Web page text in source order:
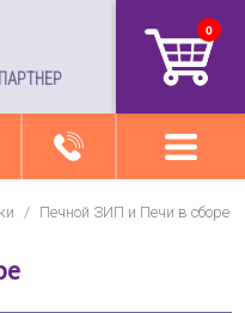
0
/ Печной ЗИП и Печи в сборе